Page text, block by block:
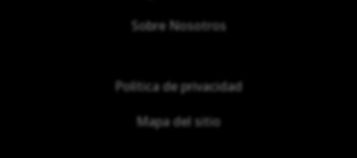
Sobre Nosotros
Política de privacidad
Mapa del sitio